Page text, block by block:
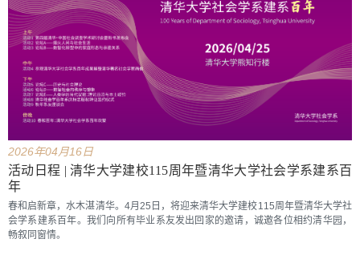
2026年04月16日
活动日程 | 清华大学建校115周年暨清华大学社会学系建系百
年
春和启新章，水木湛清华。4月25日，将迎来清华大学建校115周年暨清华大学社
会学系建系百年。我们向所有毕业系友发出回家的邀请，诚邀各位相约清华园，
畅叙同窗情。